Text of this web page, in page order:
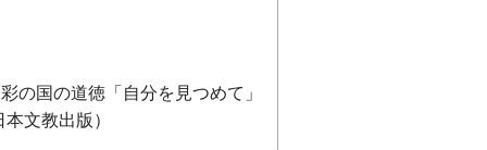
の国の道徳「自分を見つめて」
文教出版）